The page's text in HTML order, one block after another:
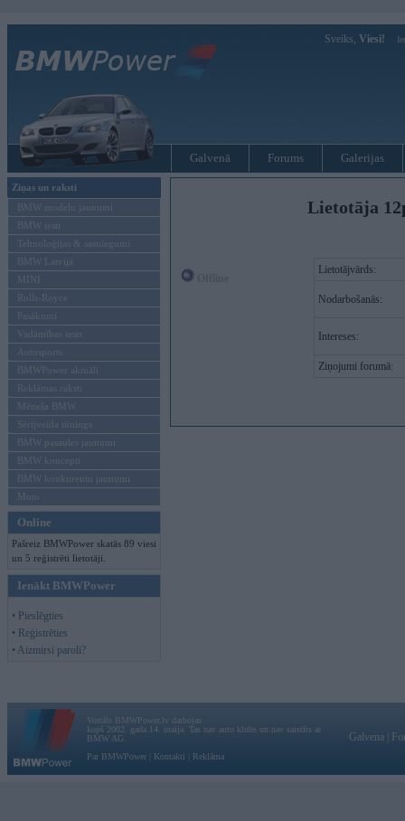
Sveiks, Viesi!
Galvenā Forums Galerijas
Ziņas un raksti
BMW modeļu jaunumi
BMW testi
Tehnoloģijas & sasniegumi
BMW Latvijā
MINI
Rolls-Royce
Pasākumi
Vadāmības tests
Autosports
BMWPower aktuāli
Reklāmas raksti
Mēneša BMW
Sērijveida tūnings
BMW pasaules jaunumi
BMW koncepti
BMW konkurentu jaunumi
Moto
Online
Pašreiz BMWPower skatās 89 viesi
un 5 reģistrēti lietotāji.
Ienākt BMWPower
• Pieslēgties
• Reģistrēties
• Aizmirsi paroli?
Lietotāja
Lietotājvārds:
Nodarbošanās:
Intereses:
Ziņojumi forumā:
Vortāls BMWPower.lv darbojas
kopš 2002. gada 14. maija. Tas nav auto klubs un nav saistīts ar
BMW AG.
Par BMWPower
Kontakti Reklāma
Galvena